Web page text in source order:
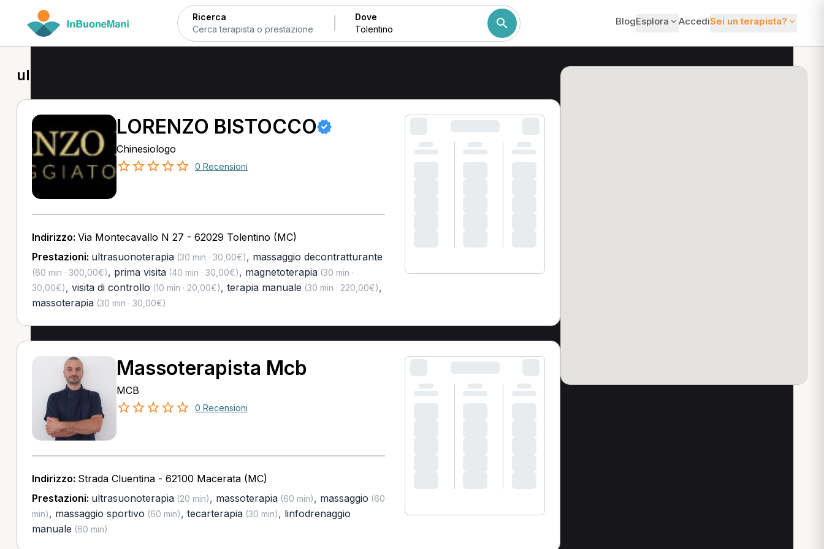
Ricerca Dove BlogEsplora AccediSei un terapista?
ultrasuonoterapia a Tolentino
LORENZO BISTOCCO
Chinesiologo
0 Recensioni
Indirizzo: Via Montecavallo N 27 - 62029 Tolentino (MC)
Prestazioni: ultrasuonoterapia(30 min · 30,00€), massaggio decontratturante
(60 min · 300,00€), prima visita(40 min · 30,00€), magnetoterapia(30 min ·
30,00€), visita di controllo (10 min · 20,00€), terapia manuale (30 min · 220,00€),
massoterapia(30 min · 30,00€)
Massoterapista Mcb
MCB
0 Recensioni
Indirizzo: Strada Cluentina - 62100 Macerata (MC)
Prestazioni: ultrasuonoterapia(20 min), massoterapia(60 min), massaggio (60
min), massaggio sportivo (60 min), tecarterapia(30 min), linfodrenaggio
manuale (60 min)